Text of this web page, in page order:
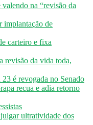
na “revisão da
implantação de
carteiro e fixa
revisão da vida toda,
é revogada no Senado
recua e adia retorno
ultratividade dos